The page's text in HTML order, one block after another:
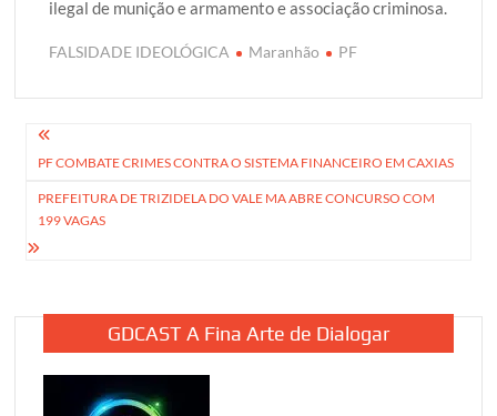
ilegal de munição e armamento e associação criminosa.
FALSIDADE IDEOLÓGICA Maranhão PF
Navegação
de
Post
PF COMBATE CRIMES CONTRA O SISTEMA FINANCEIRO EM CAXIAS
PREFEITURA DE TRIZIDELA DO VALE MA ABRE CONCURSO COM
199 VAGAS
GDCAST A Fina Arte de Dialogar